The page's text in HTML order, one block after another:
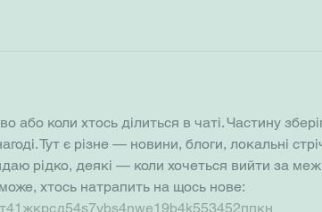
коли хтось ділиться в чаті. Частину
Тут є різне — новини, блоги, локальні
рідко, деякі — коли хочеться вийти за
хтось натрапить на щось нове:
41 жкрсд54s7vbs4nwe19b4k553452ппкн